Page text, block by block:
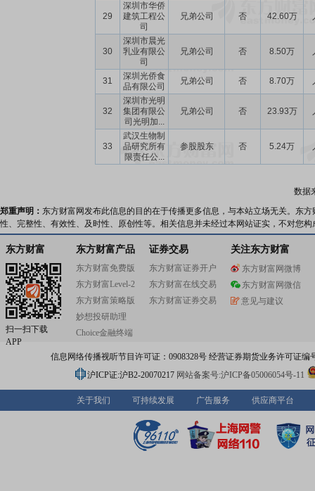
29
深圳市华侨
建筑工程公
司
兄弟公司 否 42.60万
30
深圳市晨光
乳业有限公
司
兄弟公司 否 8.50万
31
深圳光侨食
品有限公司
兄弟公司 否 8.70万
32
深圳市光明
集团有限公
司光明加...
兄弟公司 否 23.93万
33
武汉生物制
品研究所有
限责任公...
参股股东 否 5.24万
数据
郑重声明： 东方财富网发布此信息的目的在于传播更多信息，与本站立场无关。东
性、完整性、有效性、及时性、原创性等。相关信息并未经过本网站证实，不对您
东方财富
扫一扫下载
APP
东方财富产品
东方财富免费版
东方财富Level-2
东方财富策略版
妙想投研助理
Choice金融终端
证券交易
东方财富证券开户
东方财富在线交易
东方财富证券交易
关注东方财富
东方财富网微博
东方财富网微信
意见与建议
信息网络传播视听节目许可证：0908328号 经营证券期货业务许可证编
沪ICP证:沪B2-20070217 网站备案号:沪ICP备05006054号-11
关于我们 可持续发展 广告服务 供应商平台